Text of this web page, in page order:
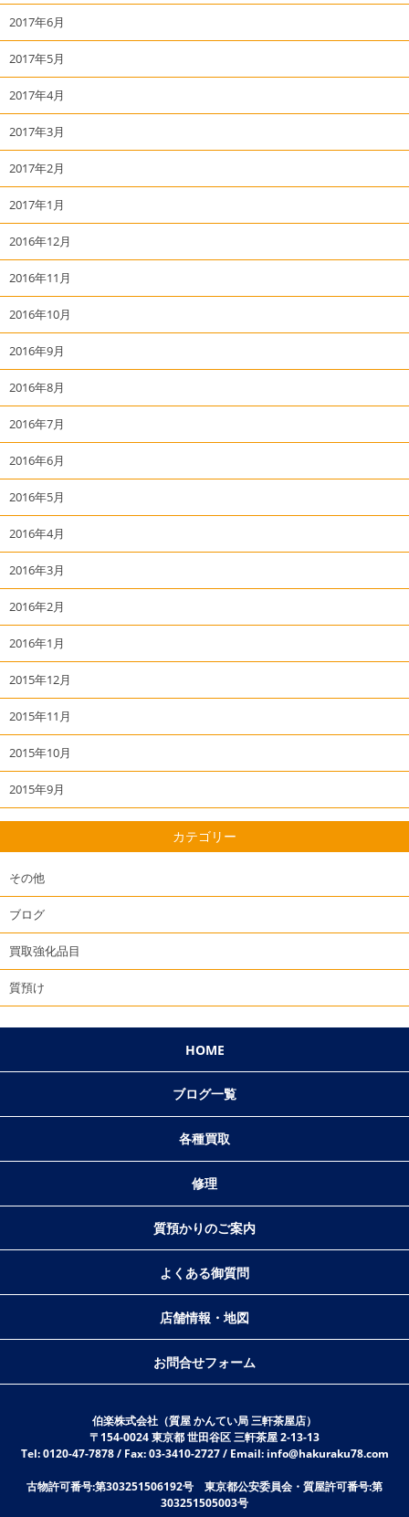
2017年6月
2017年5月
2017年4月
2017年3月
2017年2月
2017年1月
2016年12月
2016年11月
2016年10月
2016年9月
2016年8月
2016年7月
2016年6月
2016年5月
2016年4月
2016年3月
2016年2月
2016年1月
2015年12月
2015年11月
2015年10月
2015年9月
カテゴリー
その他
ブログ
買取強化品目
質預け
HOME
ブログ一覧
各種買取
修理
質預かりのご案内
よくある御質問
店舗情報・地図
お問合せフォーム
伯楽株式会社（質屋 かんてい局 三軒茶屋店）
〒154-0024 東京都 世田谷区 三軒茶屋 2-13-13
Tel: 0120-47-7878 / Fax: 03-3410-2727 / Email: info@hakuraku78.com
古物許可番号:第303251506192号 東京都公安委員会・質屋許可番号:第
303251505003号